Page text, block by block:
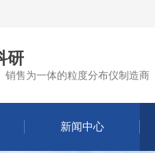
研
销售为一体的粒度分布仪制造商
新闻中心